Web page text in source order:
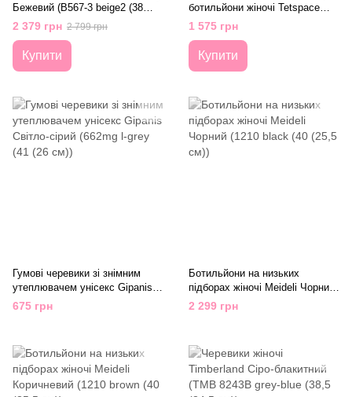
Бежевий (B567-3 beige2 (38
(24,5 см))
2 379 грн 2 799 грн
Купити
ботильйони жіночі Tetspace
Чорний (ST61 black (36 (23,5
1 575 грн
Купити
Гумові черевики зі знімним
утеплювачем унісекс Gipanis
Світло-сірий (662mg l-grey (41
(26 см))
675 грн
Ботильйони на низьких
підборах жіночі Meideli Чорний
(1210 black (40 (25,5 см))
2 299 грн